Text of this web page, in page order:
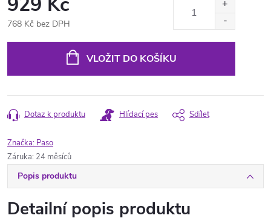
768 Kč bez DPH
VLOŽIT DO KOŠÍKU
Dotaz k produktu Hlídací pes Sdílet
Značka: Paso
Záruka: 24 měsíců
Popis produktu
Detailní popis produktu